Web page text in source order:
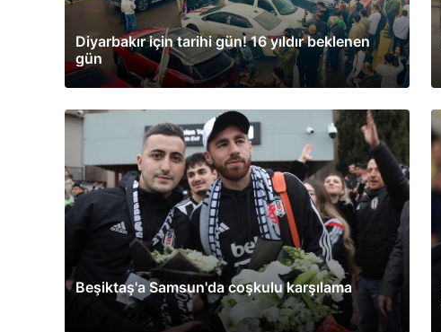
Diyarbakır için tarihi gün! 16 yıldır beklenen
gün
Beşiktaş'a Samsun'da coşkulu karşılama